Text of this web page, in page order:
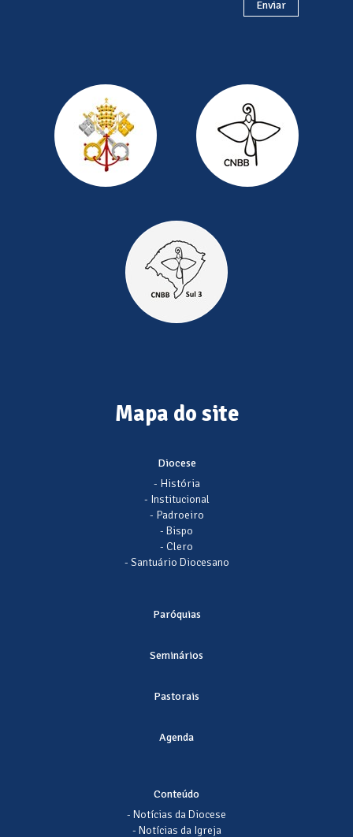
Mapa do site
Diocese
- História
- Institucional
- Padroeiro
- Bispo
- Clero
- Santuário Diocesano
Paróquias
Seminários
Pastorais
Agenda
Conteúdo
- Notícias da Diocese
- Notícias da Igreja